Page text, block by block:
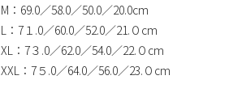
M：69.0／58.0／50.0／20.0cm
L：7１.0／60.0／52.0／21.０cm
XL：7３.0／62.0／54.0／22.０cm
XXL：7５.0／64.0／56.0／23.０cm